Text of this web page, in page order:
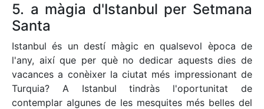
5. a màgia d'Istanbul per Setmana
Santa
Istanbul és un destí màgic en qualsevol època de
l'any, així que per què no dedicar aquests dies de
vacances a conèixer la ciutat més impressionant de
Turquia? A Istanbul tindràs l'oportunitat de
contemplar algunes de les mesquites més belles del